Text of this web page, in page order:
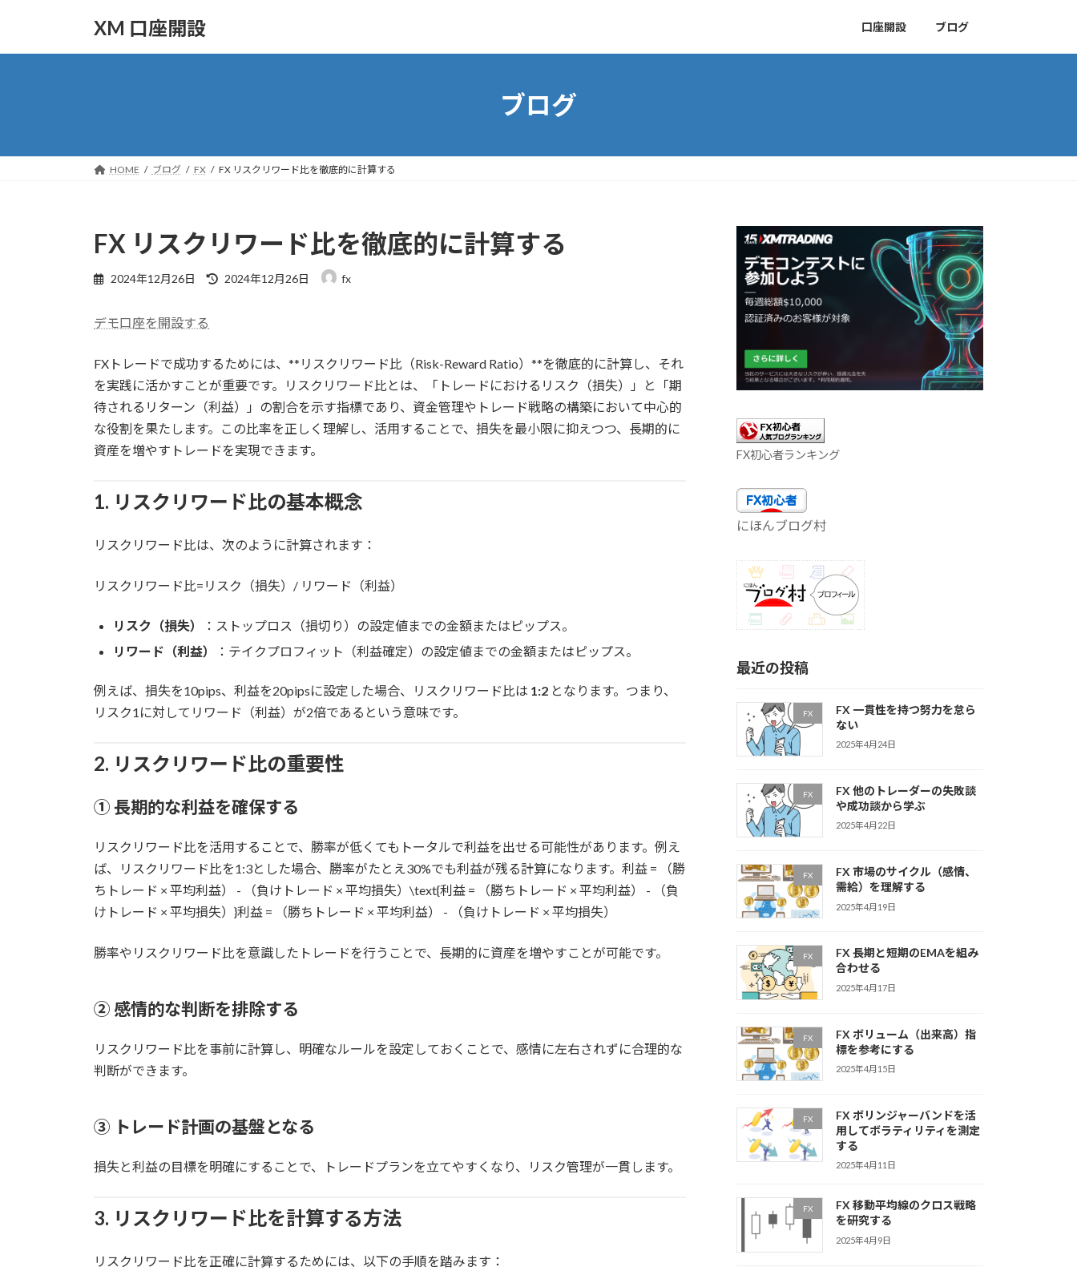
XM 口座開設 口座開設 ブログ
ブログ
HOME ブログ FX FX リスクリワード比を徹底的に計算する
FX リスクリワード比を徹底的に計算する
2024年12月26日
最
時
:
2024年12月26日 fx
デモ口座を開設する
FXトレードで成功するためには、**リスクリワード比（Risk-Reward Ratio）**を徹底的に計算し、それ
を実践に活かすことが重要です。リスクリワード比とは、「トレードにおけるリスク（損失）」と「期
待されるリターン（利益）」の割合を示す指標であり、資金管理やトレード戦略の構築において中心的
な役割を果たします。この比率を正しく理解し、活用することで、損失を最小限に抑えつつ、長期的に
資産を増やすトレードを実現できます。
1. リスクリワード比の基本概念
リスクリワード比は、次のように計算されます：
リスクリワード比=リスク（損失）/ リワード（利益）
リスク（損失）
：ストップロス（損切り）の設定値までの金額またはピップス。
リワード（利益）
：テイクプロフィット（利益確定）の設定値までの金額またはピップス。
例えば、損失を10pips、利益を20pipsに設定した場合、リスクリワード比は 1:2 となります。つまり、
リスク1に対してリワード（利益）が2倍であるという意味です。
2. リスクリワード比の重要性
① 長期的な利益を確保する
リスクリワード比を活用することで、勝率が低くてもトータルで利益を出せる可能性があります。例え
ば、リスクリワード比を1:3とした場合、勝率がたとえ30%でも利益が残る計算になります。利益 = （勝
ちトレード × 平均利益） - （負けトレード × 平均損失）\text{利益 = （勝ちトレード × 平均利益） - （負
けトレード × 平均損失）}利益 = （勝ちトレード × 平均利益） - （負けトレード × 平均損失）
勝率やリスクリワード比を意識したトレードを行うことで、長期的に資産を増やすことが可能です。
② 感情的な判断を排除する
リスクリワード比を事前に計算し、明確なルールを設定しておくことで、感情に左右されずに合理的な
判断ができます。
③ トレード計画の基盤となる
損失と利益の目標を明確にすることで、トレードプランを立てやすくなり、リスク管理が一貫します。
3. リスクリワード比を計算する方法
リスクリワード比を正確に計算するためには、以下の手順を踏みます：
FX初心者ランキング
にほんブログ村
最近の投稿
FX
FX 一貫性を持つ努力を怠ら
ない
2025年4月24日
FX
FX 他のトレーダーの失敗談
や成功談から学ぶ
2025年4月22日
FX
FX 市場のサイクル（感情、
需給）を理解する
2025年4月19日
FX
FX 長期と短期のEMAを組み
合わせる
2025年4月17日
FX
FX ボリューム（出来高）指
標を参考にする
2025年4月15日
FX
FX ボリンジャーバンドを活
用してボラティリティを測定
する
2025年4月11日
FX
FX 移動平均線のクロス戦略
を研究する
2025年4月9日